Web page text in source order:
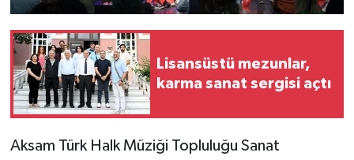
Lisansüstü mezunlar,
karma sanat sergisi açtı
Aksam Türk Halk Müziği Topluluğu Sanat